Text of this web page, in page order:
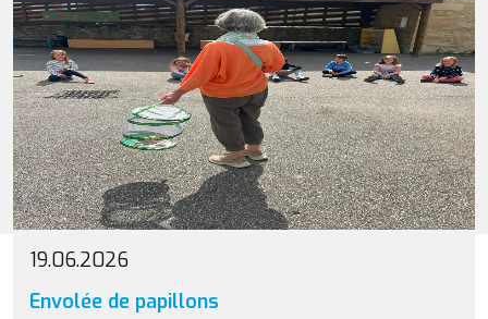
19.06.2026
Envolée de papillons